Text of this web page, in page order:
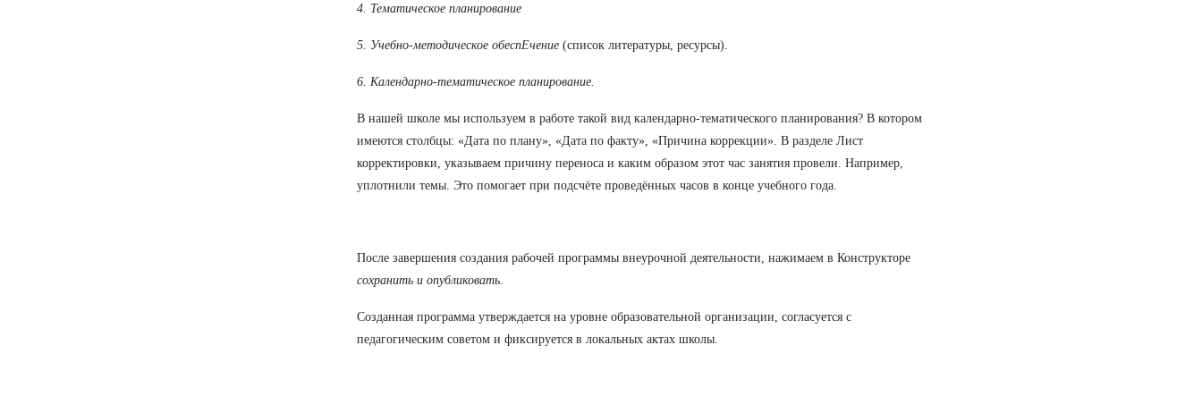
4. Тематическое планирование
5. Учебно-методическое обеспЕчение (список литературы, ресурсы).
6. Календарно-тематическое планирование.
В нашей школе мы используем в работе такой вид календарно-тематического планирования? В котором
имеются столбцы: «Дата по плану», «Дата по факту», «Причина коррекции». В разделе Лист
корректировки, указываем причину переноса и каким образом этот час занятия провели. Например,
уплотнили темы. Это помогает при подсчёте проведённых часов в конце учебного года.
После завершения создания рабочей программы внеурочной деятельности, нажимаем в Конструкторе
сохранить и опубликовать.
Созданная программа утверждается на уровне образовательной организации, согласуется с
педагогическим советом и фиксируется в локальных актах школы.